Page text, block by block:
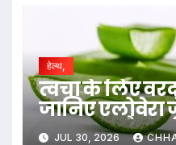
हेल्थ,
त्वचा के लिए
जानिए
नुकसान और
JUL 30, 2026